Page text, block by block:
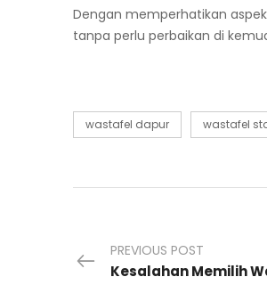
Dengan memperhatikan
tanpa perlu perbaikan di
wastafel dapur wastafel
PREVIOUS POST